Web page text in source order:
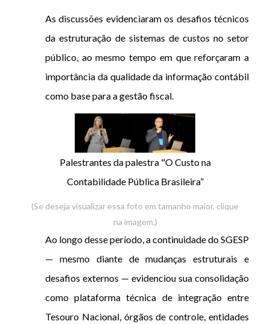
As discussões evidenciaram os desafios técnicos
da estruturação de sistemas de custos no setor
público, ao mesmo tempo em que reforçaram a
importância da qualidade da informação contábil
como base para a gestão fiscal.
Palestrantes da palestra "O Custo na
Contabilidade Pública Brasileira”
(Se deseja visualizar essa foto em tamanho maior, clique
na imagem.)
Ao longo desse período, a continuidade do SGESP
— mesmo diante de mudanças estruturais e
desafios externos — evidenciou sua consolidação
como plataforma técnica de integração entre
Tesouro Nacional, órgãos de controle, entidades